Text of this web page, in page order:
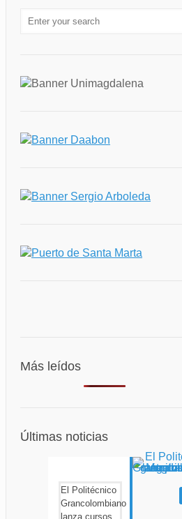
Más leídos
Últimas noticias
El Politécnico
Grancolombiano
lanza cursos